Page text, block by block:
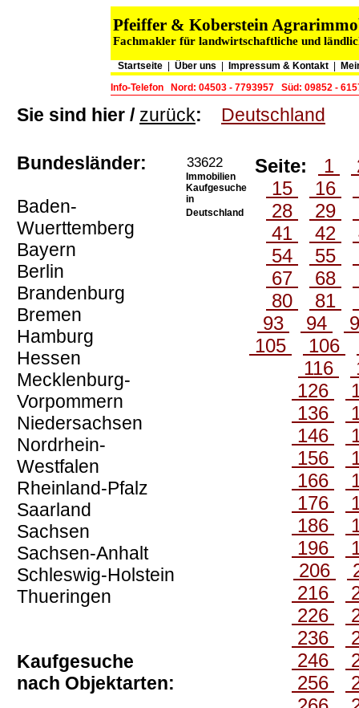
Pfeiffer & Koberstein
Fachmakler für landwirtschaftliche und
Startseite Über uns Impressum & Kontakt
Info-Telefon
Nord: 04503 - 7793957 Süd: 09852 -
Sie sind hier / zurück: Deutschland
Bundesländer:
Baden-
Wuerttemberg
Bayern
Berlin
Brandenburg
Bremen
Hamburg
Hessen
Mecklenburg-
Vorpommern
Niedersachsen
Nordrhein-
Westfalen
Rheinland-Pfalz
Saarland
Sachsen
Sachsen-Anhalt
Schleswig-Holstein
Thueringen
Kaufgesuche
nach Objektarten:
33622
Immobilien
Kaufgesuche
in
Deutschland
Seite: 1
15
16
28
29
41
42
54
55
67
68
80
81
93
94
105
106
116
126
136
146
156
166
176
186
196
206
216
226
236
246
256